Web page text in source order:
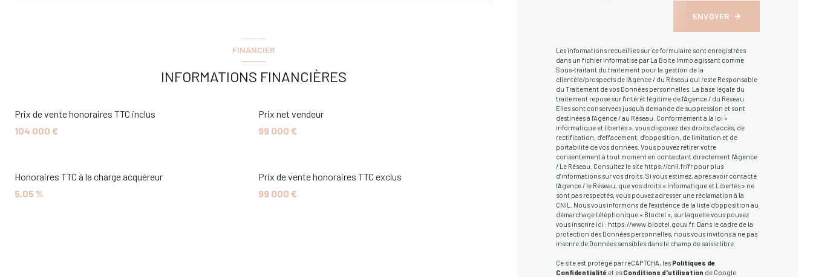
FINANCIER
INFORMATIONS FINANCIÈRES
Prix de vente honoraires TTC inclus
104 000 €
Prix net vendeur
99 000 €
Prix de vente honoraires TTC exclus
99 000 €
Honoraires TTC à la charge acquéreur
5,05 %
ENVOYER
Les informations recueillies sur ce formulaire sont enregistrées
dans un fichier informatisé par La Boite Immo agissant comme
Sous-traitant du traitement pour la gestion de la
clientèle/prospects de l'Agence / du Réseau qui reste Responsable
du Traitement de vos Données personnelles. La base légale du
traitement repose sur l'intérêt légitime de l'Agence / du Réseau.
Elles sont conservées jusqu'à demande de suppression et sont
destinées à l'Agence / au Réseau. Conformément à la loi «
informatique et libertés », vous disposez des droits d’accès, de
rectification, d’effacement, d’opposition, de limitation et de
portabilité de vos données. Vous pouvez retirer votre
consentement à tout moment en contactant directement l’Agence
/ Le Réseau. Consultez le site https://cnil.fr/frpour plus
d’informations sur vos droits. Si vous estimez, après avoir contacté
l'Agence / le Réseau, que vos droits « Informatique et Libertés » ne
sont pas respectés, vous pouvez adresser une réclamation à la
CNIL. Nous vous informons de l’existence de la liste d'opposition au
démarchage téléphonique « Bloctel », sur laquelle vous pouvez
vous inscrire ici : https://www.bloctel.gouv.fr. Dans le cadre de la
protection des Données personnelles, nous vous invitons à ne pas
inscrire de Données sensibles dans le champ de saisie libre.
Ce site est protégé par reCAPTCHA, lesPolitiques de
Confidentialitéet esConditions d'utilisation de Google